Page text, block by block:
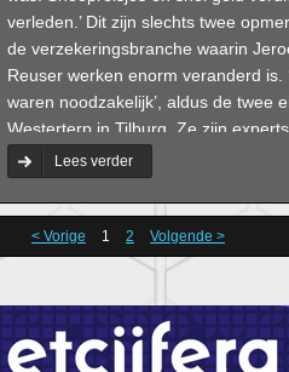
verleden.’ Dit zijn slechts twee
de verzekeringsbranche waarin
Reuser werken enorm veranderd is.
waren noodzakelijk’, aldus de twee
Westerterp in Tilburg. Ze zijn
gebied van schade, hypotheken en
Lees verder
< Vorige 1 2 Volgende >